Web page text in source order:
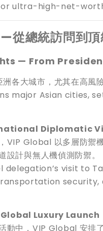
ultra-high-net-
從總統訪問到頂
— From
各大城市，尤其在高風
major Asian cities,
Diplomatic
VIP Global 以多層防
計與無人機偵測防禦。
visit to
security,
Global Luxury Launch
動中，VIP Global 安